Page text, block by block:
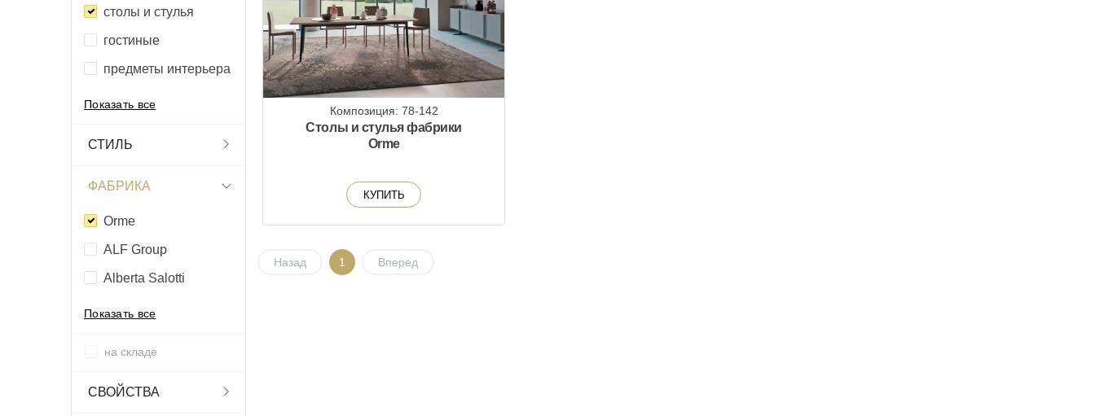
столы и стулья
гостиные
предметы интерьера
Показать все
СТИЛЬ
ФАБРИКА
Orme
ALF Group
Alberta Salotti
Показать все
на складе
СВОЙСТВА
Композиция: 78-142
Столы и стулья фабрики
Orme
КУПИТЬ
Назад 1 Вперед